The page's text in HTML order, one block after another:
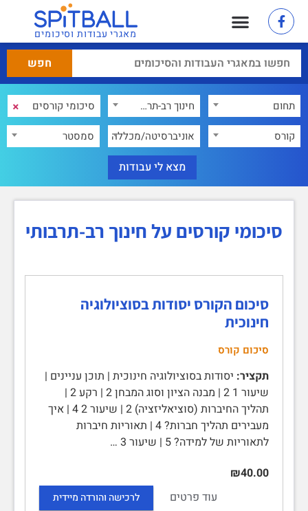
מאגרי עבודות וסיכומים
תחום חינוך רב-תרבותי ×
קורס אוניברסיטה/מכללה סמסטר
סיכומי קורסים על חינוך רב-תרבותי
סיכום הקורס יסודות בסוציולוגיה
חינוכית
סיכום קורס
תקציר: יסודות בסוציולוגיה חינוכית | תוכן עניינים |
שיעור 1 2 | מבנה הציון וסוג המבחן 2 | רקע 2 |
תהליך החיברות (סוציאליזציה) 2 | שיעור 2 4 | איך
מעבירים תהליך חברות? 4 | תאוריות חיברות
לתאוריות של למידה? 5 | שיעור 3 …
₪40.00
עוד פרטים
לרכישה והורדה מיידית